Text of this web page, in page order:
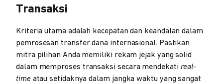
Transaksi
Kriteria utama adalah kecepatan dan keandalan dalam
pemrosesan transfer dana internasional. Pastikan
mitra pilihan Anda memiliki rekam jejak yang solid
dalam memproses transaksi secara mendekati real-
time atau setidaknya dalam jangka waktu yang sangat